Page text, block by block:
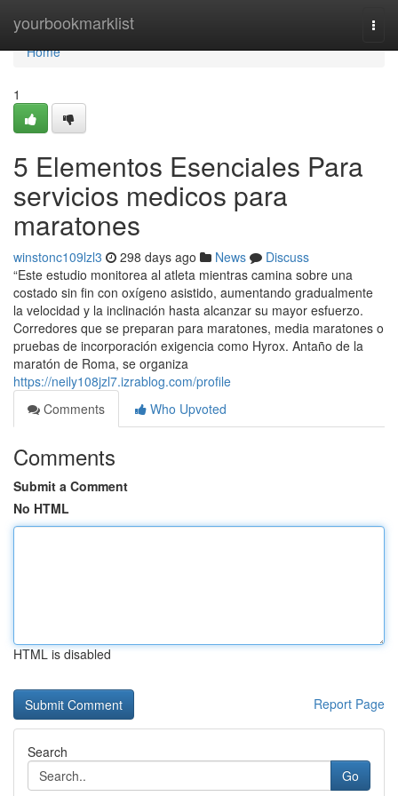
yourbookmarklist
Home
Home
1
5 Elementos Esenciales Para
servicios medicos para
maratones
winstonc109lzl3 298 days ago News
Discuss
“Este estudio monitorea al atleta mientras camina sobre una
costado sin fin con oxígeno asistido, aumentando gradualmente
la velocidad y la inclinación hasta alcanzar su mayor esfuerzo.
Corredores que se preparan para maratones, media maratones o
pruebas de incorporación exigencia como Hyrox. Antaño de la
maratón de Roma, se organiza
https://neily108jzl7.izrablog.com/profile
Comments
Who Upvoted
Comments
Submit a Comment
No HTML
HTML is disabled
Report Page
Search
Go